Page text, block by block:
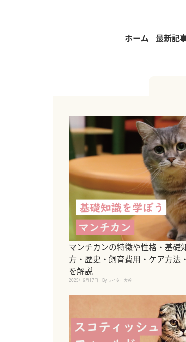
ホーム 最新記
マンチカンの特徴や性格・基礎
方・歴史・飼育費用・ケア方法
を解説
2025年6月17日 By ライター大谷